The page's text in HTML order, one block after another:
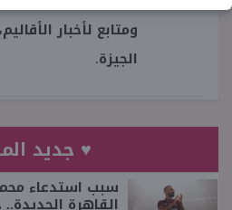
ومتابع لأخبار
الجيزة.
♥ جديد
سبب استدعاء
القاهرة